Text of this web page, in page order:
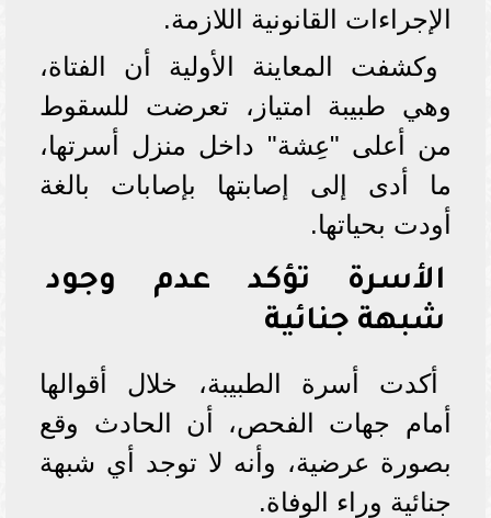
الإجراءات القانونية اللازمة.
وكشفت المعاينة الأولية أن الفتاة،
وهي طبيبة امتياز، تعرضت للسقوط
من أعلى "عِشة" داخل منزل أسرتها،
ما أدى إلى إصابتها بإصابات بالغة
أودت بحياتها.
الأسرة تؤكد عدم وجود
شبهة جنائية
أكدت أسرة الطبيبة، خلال أقوالها
أمام جهات الفحص، أن الحادث وقع
بصورة عرضية، وأنه لا توجد أي شبهة
جنائية وراء الوفاة.